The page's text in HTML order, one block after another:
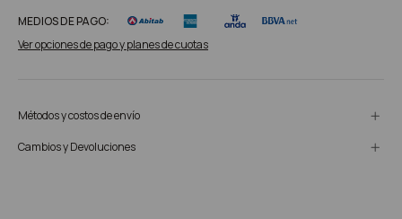
MEDIOS DE PAGO:
Ver opciones de pago y planes de cuotas
Métodos y costos de envío
Cambios y Devoluciones